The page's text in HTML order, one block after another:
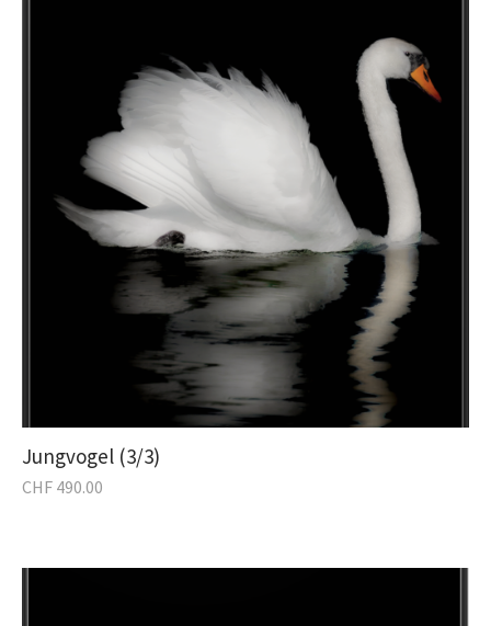
Jungvogel (3/3)
CHF 490.00